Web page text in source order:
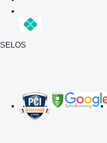
SELOS